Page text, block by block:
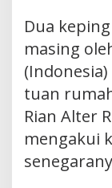
Dua
masing
tuan
Rian Alter
mengakui